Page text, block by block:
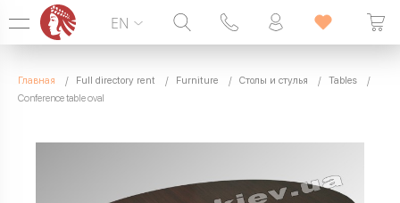
099 338 00 22
SEVEN DAYS A WEEK
EN
Главная Full directory rent Furniture Столы и стулья
Tables
Conference table oval